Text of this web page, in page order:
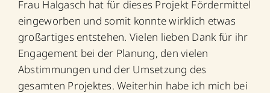
Frau Halgasch hat für dieses Projekt Fördermittel
eingeworben und somit konnte wirklich etwas
großartiges entstehen. Vielen lieben Dank für ihr
Engagement bei der Planung, den vielen
Abstimmungen und der Umsetzung des
gesamten Projektes. Weiterhin habe ich mich bei